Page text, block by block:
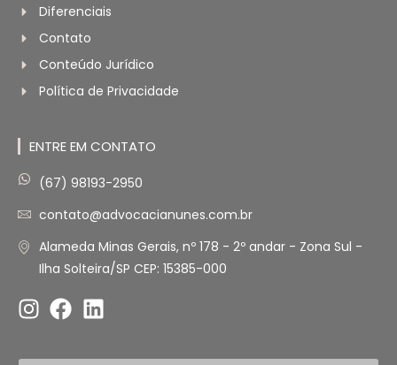
Diferenciais
Contato
Conteúdo Jurídico
Política de Privacidade
ENTRE EM CONTATO
(67) 98193-2950
contato@advocacianunes.com.br
Alameda Minas Gerais, nº 178 - 2º andar - Zona Sul -
Ilha Solteira/SP CEP: 15385-000